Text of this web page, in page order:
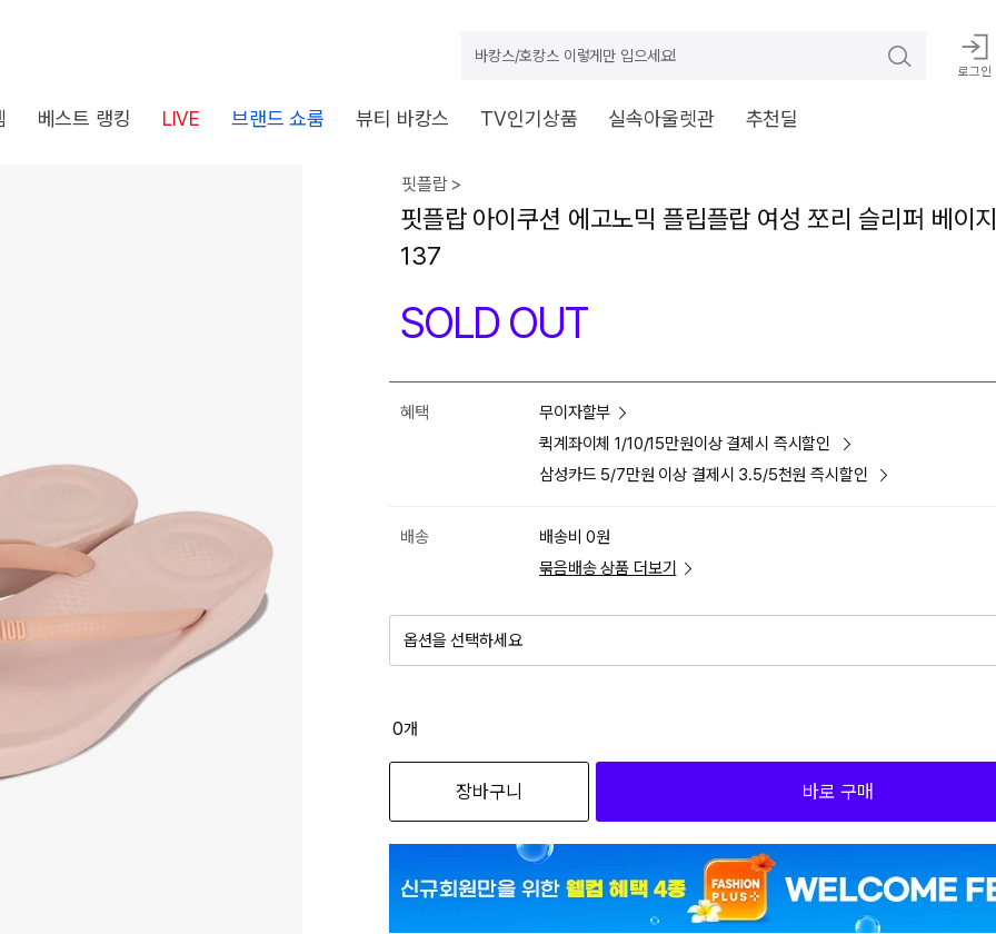
바캉스/호캉스 이렇게만 입으세요!
로그인
베스트 랭킹 LIVE 브랜드 쇼룸 뷰티 바캉스 TV인기상품 실속아울렛관 추천딜
핏플랍 >
핏플랍 아이쿠션 에고노믹 플립플랍 여성 쪼리 슬리퍼 베이
137
SOLD OUT
혜택
무이자할부
퀵계좌이체 1/10/15만원이상 결제시 즉시할인
삼성카드 5/7만원 이상 결제시 3.5/5천원 즉시할인
배송
배송비 0원
묶음배송 상품 더보기
옵션을 선택하세요
0개
장바구니 바로 구매